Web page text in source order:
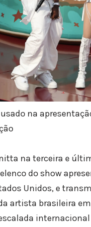
na
na terceira e
do show
Unidos, e
artista brasileira